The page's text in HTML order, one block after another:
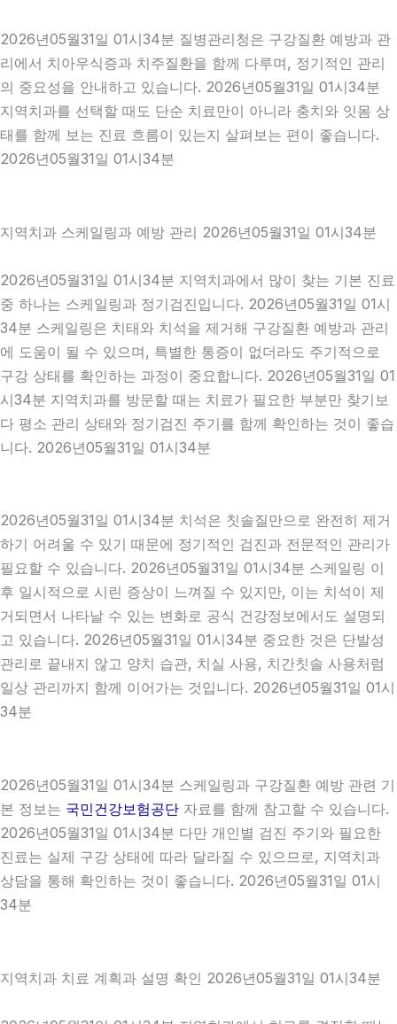
2026년05월31일 01시34분 질병관리청은 구강질환 예방과 관
리에서 치아우식증과 치주질환을 함께 다루며, 정기적인 관리
의 중요성을 안내하고 있습니다. 2026년05월31일 01시34분
지역치과를 선택할 때도 단순 치료만이 아니라 충치와 잇몸 상
태를 함께 보는 진료 흐름이 있는지 살펴보는 편이 좋습니다.
2026년05월31일 01시34분
지역치과 스케일링과 예방 관리 2026년05월31일 01시34분
2026년05월31일 01시34분 지역치과에서 많이 찾는 기본 진료
중 하나는 스케일링과 정기검진입니다. 2026년05월31일 01시
34분 스케일링은 치태와 치석을 제거해 구강질환 예방과 관리
에 도움이 될 수 있으며, 특별한 통증이 없더라도 주기적으로
구강 상태를 확인하는 과정이 중요합니다. 2026년05월31일 01
시34분 지역치과를 방문할 때는 치료가 필요한 부분만 찾기보
다 평소 관리 상태와 정기검진 주기를 함께 확인하는 것이 좋습
니다. 2026년05월31일 01시34분
2026년05월31일 01시34분 치석은 칫솔질만으로 완전히 제거
하기 어려울 수 있기 때문에 정기적인 검진과 전문적인 관리가
필요할 수 있습니다. 2026년05월31일 01시34분 스케일링 이
후 일시적으로 시린 증상이 느껴질 수 있지만, 이는 치석이 제
거되면서 나타날 수 있는 변화로 공식 건강정보에서도 설명되
고 있습니다. 2026년05월31일 01시34분 중요한 것은 단발성
관리로 끝내지 않고 양치 습관, 치실 사용, 치간칫솔 사용처럼
일상 관리까지 함께 이어가는 것입니다. 2026년05월31일 01시
34분
2026년05월31일 01시34분 스케일링과 구강질환 예방 관련 기
본 정보는 국민건강보험공단 자료를 함께 참고할 수 있습니다.
2026년05월31일 01시34분 다만 개인별 검진 주기와 필요한
진료는 실제 구강 상태에 따라 달라질 수 있으므로, 지역치과
상담을 통해 확인하는 것이 좋습니다. 2026년05월31일 01시
34분
지역치과 치료 계획과 설명 확인 2026년05월31일 01시34분